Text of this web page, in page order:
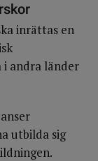
inrättas en
i andra länder
utbilda sig